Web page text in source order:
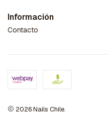
Información
Contacto
2026 Nails Chile.